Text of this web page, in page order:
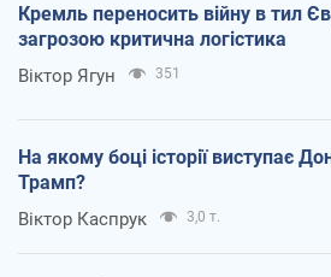
Кремль переносить війну в тил
загрозою критична логістика
Віктор Ягун 351
На якому боці історії виступає
Трамп?
Віктор Каспрук 3,0 т.